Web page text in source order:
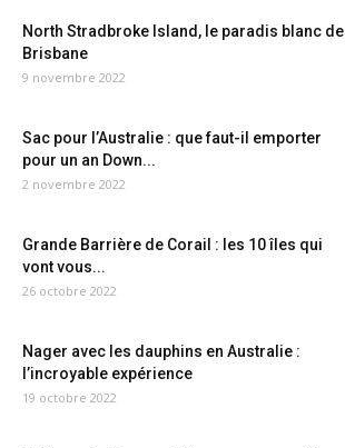
North Stradbroke Island, le paradis blanc de
Brisbane
9 novembre 2022
Sac pour l’Australie : que faut-il emporter
pour un an Down...
2 novembre 2022
Grande Barrière de Corail : les 10 îles qui
vont vous...
26 octobre 2022
Nager avec les dauphins en Australie :
l’incroyable expérience
19 octobre 2022